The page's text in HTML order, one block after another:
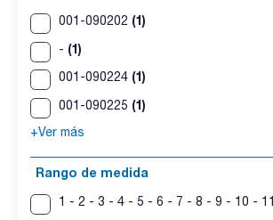
001-090202 (1)
- (1)
001-090224 (1)
001-090225 (1)
+Ver más
Rango de medida
1 - 2 - 3 - 4 - 5 - 6 - 7 - 8 - 9 - 10 - 11